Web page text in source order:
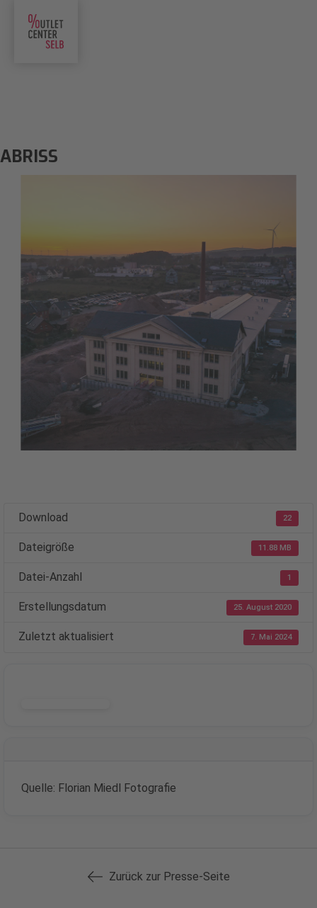
ABRISS
Download 22
Dateigröße 11.88 MB
Datei-Anzahl 1
Erstellungsdatum 25. August 2020
Zuletzt aktualisiert 7. Mai 2024
Quelle: Florian Miedl Fotografie
Zurück zur Presse-Seite